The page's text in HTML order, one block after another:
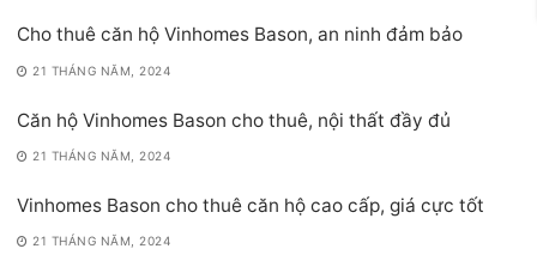
Cho thuê căn hộ Vinhomes Bason, an ninh đảm bảo
21 THÁNG NĂM, 2024
Căn hộ Vinhomes Bason cho thuê, nội thất đầy đủ
21 THÁNG NĂM, 2024
Vinhomes Bason cho thuê căn hộ cao cấp, giá cực tốt
21 THÁNG NĂM, 2024